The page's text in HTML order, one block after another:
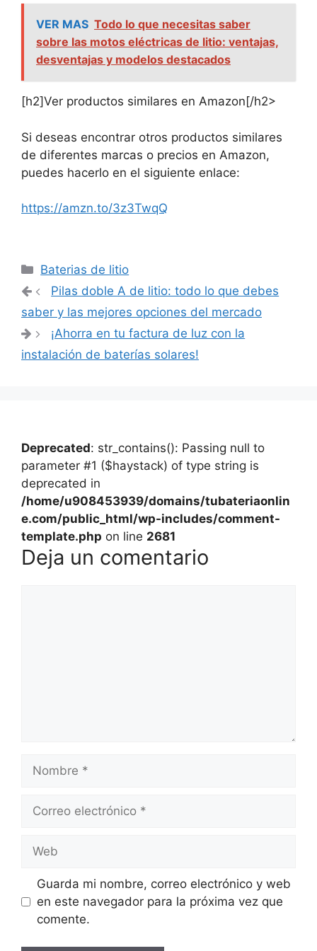
VER MAS Todo lo que necesitas saber
sobre las motos eléctricas de litio: ventajas,
desventajas y modelos destacados
[h2]Ver productos similares en Amazon[/h2>
Si deseas encontrar otros productos similares
de diferentes marcas o precios en Amazon,
puedes hacerlo en el siguiente enlace:
https://amzn.to/3z3TwqQ
Categorías
Baterias de litio
Navegación
de
entradas
Pilas doble A de litio: todo lo que debes
saber y las mejores opciones del mercado
¡Ahorra en tu factura de luz con la
instalación de baterías solares!
Deprecated: str_contains(): Passing null to
parameter #1 ($haystack) of type string is
deprecated in
/home/u908453939/domains/tubateriaonlin
e.com/public_html/wp-includes/comment-
template.php on line 2681
Deja un comentario
Nombre
Correo
Web
Guarda mi nombre, correo electrónico y web
en este navegador para la próxima vez que
comente.